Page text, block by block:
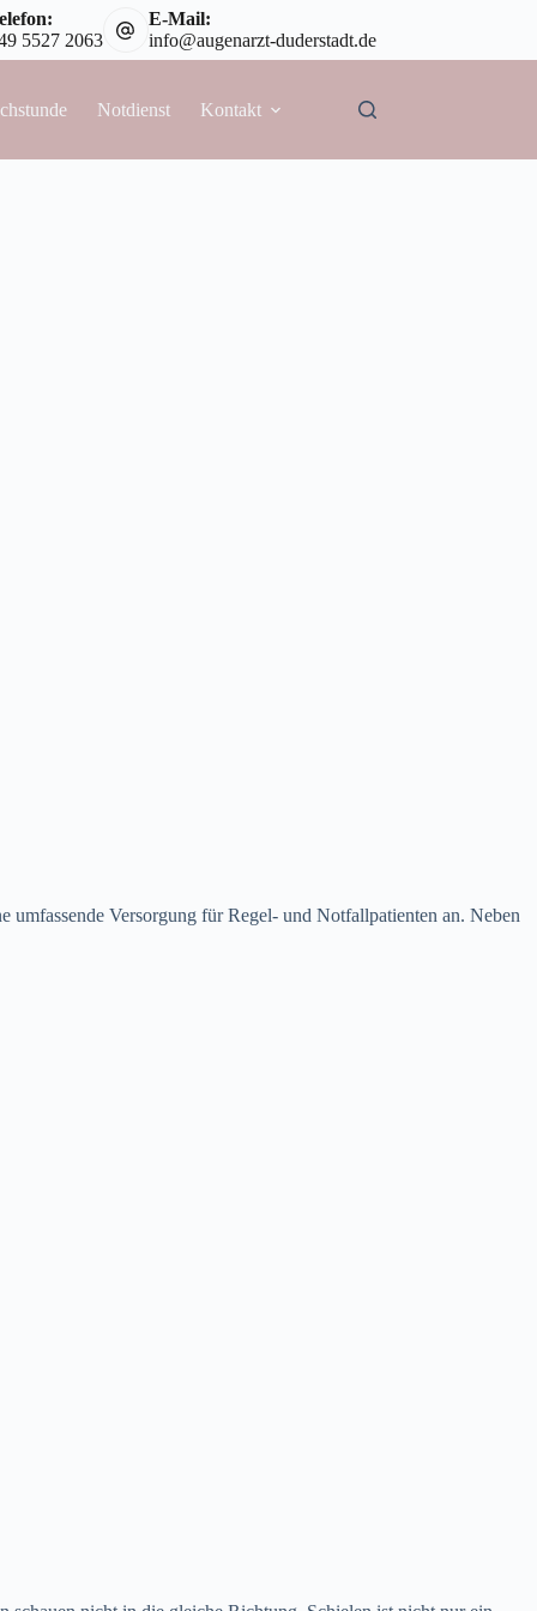
5527 2063
E-Mail:
info@augenarzt-duderstadt.de
Notdienst Kontakt
Versorgung für Regel- und Notfallpatienten an. Neben